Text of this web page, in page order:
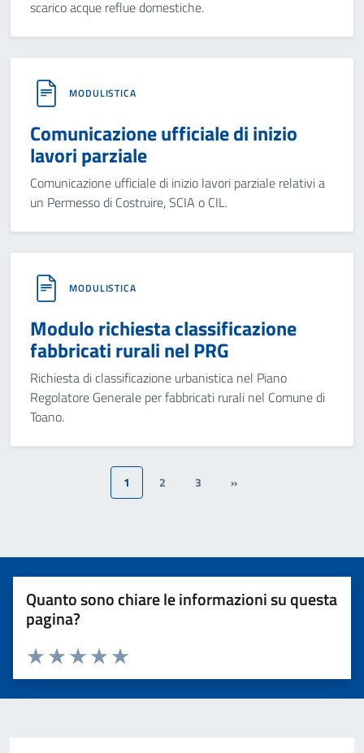
scarico acque reflue domestiche.
MODULISTICA
Comunicazione ufficiale di inizio
lavori parziale
Comunicazione ufficiale di inizio lavori parziale relativi a
un Permesso di Costruire, SCIA o CIL.
MODULISTICA
Modulo richiesta classificazione
fabbricati rurali nel PRG
Richiesta di classificazione urbanistica nel Piano
Regolatore Generale per fabbricati rurali nel Comune di
Toano.
1 2 3 »
Quanto sono chiare le informazioni su questa
pagina?
Valuta 5 stelle su 5
Valuta 4 stelle su 5
Valuta 3 stelle su 5
Valuta 2 stelle su 5
Valuta 1 stelle su 5